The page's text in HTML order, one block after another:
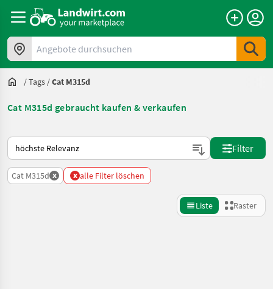
Angebote durchsuchen
/Tags /Cat M315d
Cat M315d gebraucht kaufen & verkaufen
So wird auf Landwirt.com sortiert
Filter
Cat M315d x x alle Filter löschen
Liste Raster